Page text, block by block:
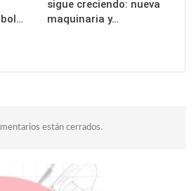
sigue creciendo: nueva
maquinaria y…
están cerrados.